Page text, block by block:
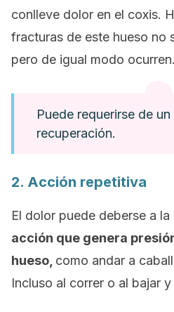
conlleve dolor en el coxis.
fracturas de este hueso no
pero de igual modo ocurren.
Puede requerirse de
recuperación.
2. Acción repetitiva
El dolor puede deberse a
acción que genera
hueso, como andar a
Incluso al correr o al bajar